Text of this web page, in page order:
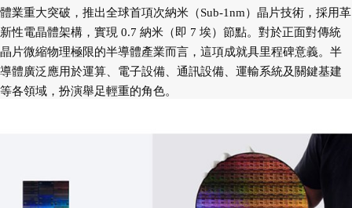
體業重大突破，推出全球首項次納米（Sub-1nm）晶片技術，採用革
新性電晶體架構，實現 0.7 納米（即 7 埃）節點。對於正面對傳統
晶片微縮物理極限的半導體產業而言，這項成就具里程碑意義。半
導體廣泛應用於運算、電子設備、通訊設備、運輸系統及關鍵基建
等各領域，扮演舉足輕重的角色。